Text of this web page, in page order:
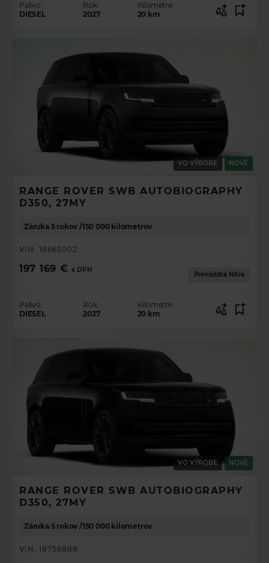
ZÍSKAJTE
PREHĽAD O
PONUKE
VOZIDIEL.
VOZIDLO SNOV
Palivo:
DIESEL
Rok:
2027
Kilometre:
20 km
VO VÝROBE NOVÉ
RANGE ROVER SWB AUTOBIOGRAPHY
D350, 27MY
Záruka 5 rokov /150 000 kilometrov
VIN: 18663002
197 169 € s DPH
Prevádzka Nitra
Palivo:
DIESEL
Rok:
2027
Kilometre:
20 km
VO VÝROBE NOVÉ
RANGE ROVER SWB AUTOBIOGRAPHY
D350, 27MY
Záruka 5 rokov /150 000 kilometrov
VIN: 18756888